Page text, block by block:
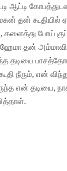
ஆட்டி
தன் கூதியில்
போய்
தன்
தடியை
நீரும், என்
என் தடியை,